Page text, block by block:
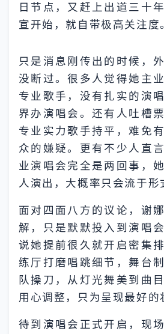
日节点，又赶上出道三十
宣开始，就自带极高关注度
只是消息刚传出的时候，
没断过。很多人觉得她主
专业歌手，没有扎实的演
界办演唱会。还有人吐槽
专业实力歌手持平，难免
众的嫌疑。更有不少人直
业演唱会完全是两回事，
人演出，大概率只会流于形
面对四面八方的议论，谢
解，只是默默投入到演唱
说她提前很久就开启密集
练厅打磨唱跳细节，舞台
队操刀，从灯光舞美到曲
用心调整，只为呈现最好的
待到演唱会正式开启，现